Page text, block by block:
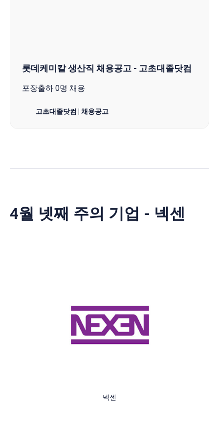
롯데케미칼 생산직 채용공고 - 고초대졸닷컴
포장출하 0명 채용
고초대졸닷컴 | 채용공고
4월 넷째 주의 기업 - 넥센
넥센